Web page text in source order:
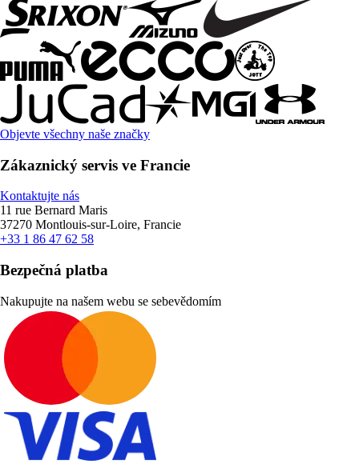
Objevte všechny naše značky
Zákaznický servis ve Francie
Kontaktujte nás
11 rue Bernard Maris
37270 Montlouis-sur-Loire, Francie
+33 1 86 47 62 58
Bezpečná platba
Nakupujte na našem webu se sebevědomím